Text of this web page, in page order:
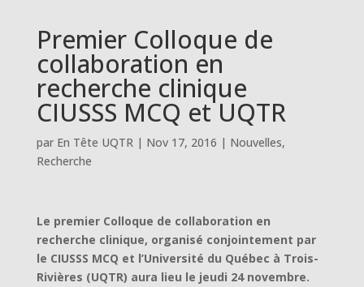
Premier Colloque de
collaboration en
recherche clinique
CIUSSS MCQ et UQTR
par En Tête UQTR| Nov 17, 2016 | Nouvelles,
Recherche
Le premier Colloque de collaboration en
recherche clinique, organisé conjointement par
le CIUSSS MCQ et l’Université du Québec à Trois-
Rivières (UQTR) aura lieu le jeudi 24 novembre.